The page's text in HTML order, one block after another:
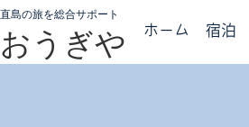
直島の旅を総合サポート
おうぎや ホーム 宿泊